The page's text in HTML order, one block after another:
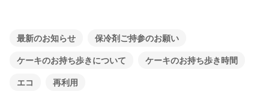
最新のお知らせ
保冷剤ご持参のお願い
ケーキのお持ち歩きについて
ケーキのお持ち歩き時間
エコ
再利用